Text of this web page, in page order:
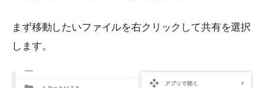
まず移動したいファイルを右クリックして共有を選択
します。